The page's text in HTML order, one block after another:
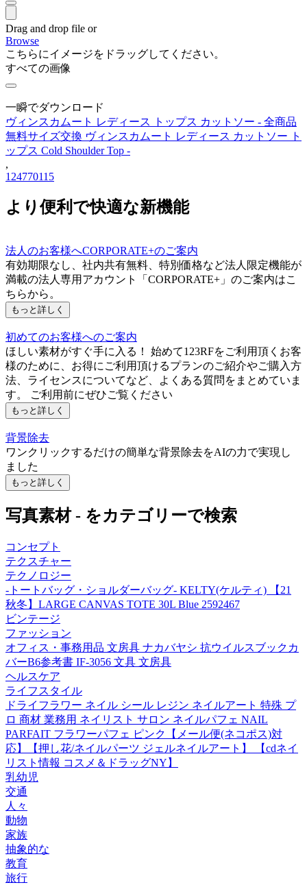
Drag and drop file or
Browse
こちらにイメージをドラッグしてください。
すべての画像
一瞬でダウンロード
ヴィンスカムート レディース トップス カットソー - 全商品
無料サイズ交換 ヴィンスカムート レディース カットソー ト
ップス Cold Shoulder Top -
,
124770115
より便利で快適な新機能
法人のお客様へCORPORATE+のご案内
有効期限なし、社内共有無料、特別価格など法人限定機能が
満載の法人専用アカウント「CORPORATE+」のご案内はこ
ちらから。
もっと詳しく
初めてのお客様へのご案内
ほしい素材がすぐ手に入る！ 始めて123RFをご利用頂くお客
様のために、お得にご利用頂けるプランのご紹介やご購入方
法、ライセンスについてなど、よくある質問をまとめていま
す。 ご利用前にぜひご覧ください
もっと詳しく
背景除去
ワンクリックするだけの簡単な背景除去をAIの力で実現し
ました
もっと詳しく
写真素材 - をカテゴリーで検索
コンセプト
テクスチャー
テクノロジー
-トートバッグ・ショルダーバッグ- KELTY(ケルティ) 【21
秋冬】LARGE CANVAS TOTE 30L Blue 2592467
ビンテージ
ファッション
オフィス・事務用品 文房具 ナカバヤシ 抗ウイルスブックカ
バーB6参考書 IF-3056 文具 文房具
ヘルスケア
ライフスタイル
ドライフラワー ネイル シール レジン ネイルアート 特殊 プ
ロ 商材 業務用 ネイリスト サロン ネイルパフェ NAIL
PARFAIT フラワーパフェ ピンク【メール便(ネコポス)対
応】【押し花/ネイルパーツ ジェルネイルアート】 【cdネイ
リスト情報 コスメ＆ドラッグNY】
乳幼児
交通
人々
動物
家族
抽象的な
教育
旅行